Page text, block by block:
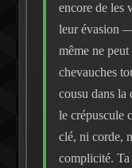
encore de les
leur évasion
même ne
chevauches
cousu dans la
le crépuscule
clé, ni corde,
complicité.